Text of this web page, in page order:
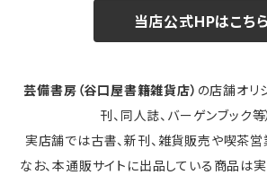
当店公式HPはこちら
芸備書房（谷口屋書籍雑貨店） の店舗オリ
刊、同人誌、バーゲンブック等
実店舗では古書、新刊、雑貨販売や喫茶営
なお、本通販サイトに出品している商品は